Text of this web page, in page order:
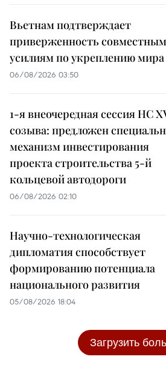
Вьетнам подтверждает
приверженность совместным
усилиям по укреплению мира
06/08/2026 03:50
1-я внеочередная сессия НС
созыва: предложен
механизм инвестирования
проекта строительства 5-й
кольцевой автодороги
06/08/2026 02:10
Научно-технологическая
дипломатия способствует
формированию потенциала
национального развития
05/08/2026 18:04
Загрузить